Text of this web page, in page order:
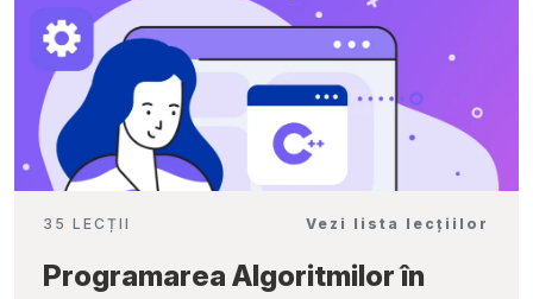
35 LECȚII Vezi lista lecțiilor
Programarea Algoritmilor în